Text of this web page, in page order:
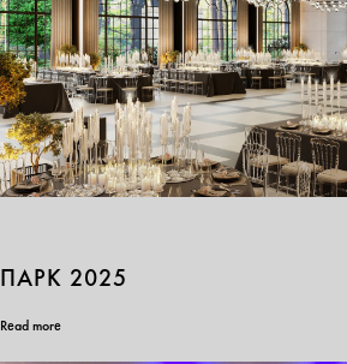
ПАРК 2025
Read more